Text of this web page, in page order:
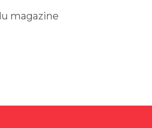
magazine